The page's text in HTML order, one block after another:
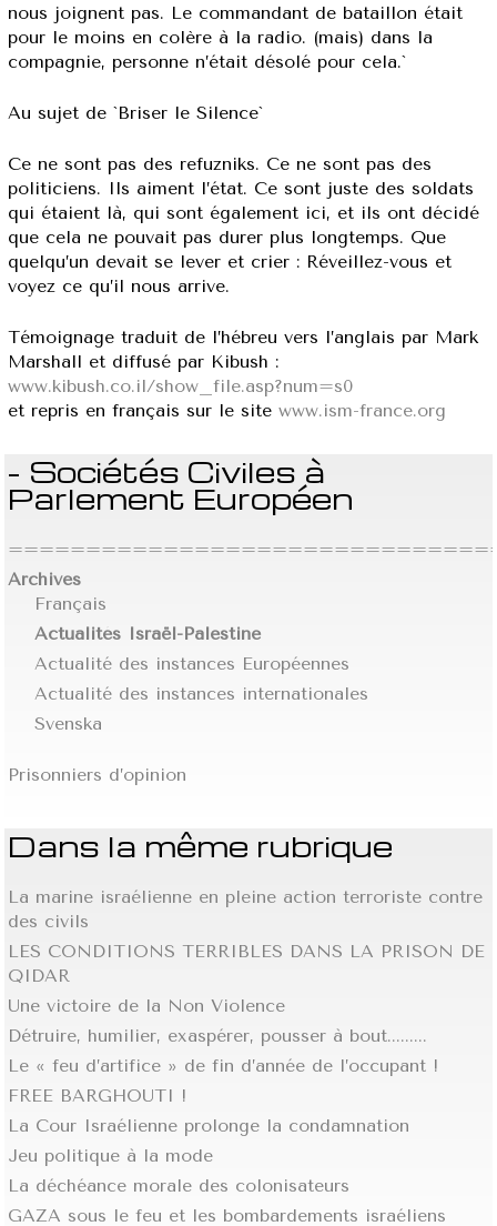
nous joignent pas. Le commandant de bataillon était
pour le moins en colère à la radio. (mais) dans la
compagnie, personne n’était désolé pour cela.`
Au sujet de `Briser le Silence`
Ce ne sont pas des refuzniks. Ce ne sont pas des
politiciens. Ils aiment l’état. Ce sont juste des soldats
qui étaient là, qui sont également ici, et ils ont décidé
que cela ne pouvait pas durer plus longtemps. Que
quelqu’un devait se lever et crier : Réveillez-vous et
voyez ce qu’il nous arrive.
Témoignage traduit de l’hébreu vers l’anglais par Mark
Marshall et diffusé par Kibush :
www.kibush.co.il/show_file.asp?num=s0
et repris en français sur le sitewww.ism-france.org
- Sociétés Civiles à
Parlement Européen
Archives
Français
Actualités Israël-Palestine
Actualité des instances Européennes
Actualité des instances internationales
Svenska
Prisonniers d’opinion
Dans la même rubrique
La marine israélienne en pleine action terroriste contre
des civils
LES CONDITIONS TERRIBLES DANS LA PRISON DE
QIDAR
Une victoire de la Non Violence
Détruire, humilier, exaspérer, pousser à bout.........
Le « feu d’artifice » de fin d’année de l’occupant !
FREE BARGHOUTI !
La Cour Israélienne prolonge la condamnation
Jeu politique à la mode
La déchéance morale des colonisateurs
GAZA sous le feu et les bombardements israéliens